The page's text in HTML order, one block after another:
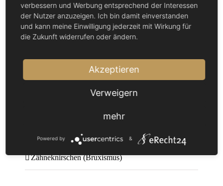
Suche
Wurzelkanalbehandlung mit einem Kofferdam
Zähneknirschen (Bruxismus)
verbessern und Werbung entsprechend der Interessen
der Nutzer anzuzeigen. Ich bin damit einverstanden
und kann meine Einwilligung jederzeit mit Wirkung für
die Zukunft widerrufen oder ändern.
Akzeptieren
Verweigern
mehr
Powered by &